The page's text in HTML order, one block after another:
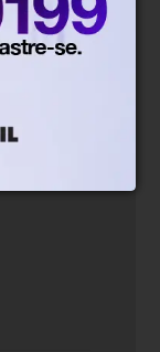
41% a
preparo